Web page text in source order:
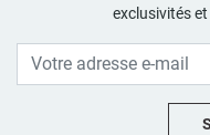
exclusivités